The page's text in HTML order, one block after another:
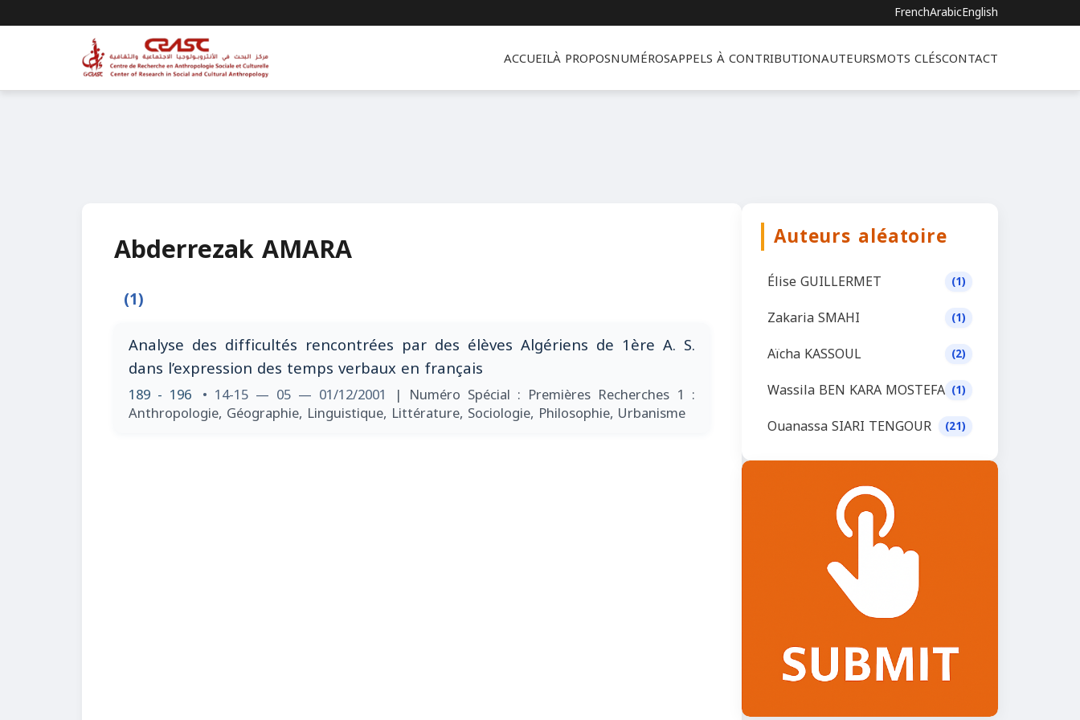
FrenchArabicEnglish
ACCUEILÀ PROPOSNUMÉROSAPPELS À CONTRIBUTIONAUTEURSMOTS CLÉSCONTACT
Abderrezak AMARA
(1)
Analyse des difficultés rencontrées par des élèves Algériens de 1ère A. S.
dans l’expression des temps verbaux en français
189 - 196 • 14-15 — 05 — 01/12/2001 | Numéro Spécial : Premières Recherches 1 :
Anthropologie, Géographie, Linguistique, Littérature, Sociologie, Philosophie, Urbanisme
Auteurs aléatoire
Élise GUILLERMET (1)
Zakaria SMAHI (1)
Aïcha KASSOUL (2)
Wassila BEN KARA MOSTEFA (1)
Ouanassa SIARI TENGOUR (21)